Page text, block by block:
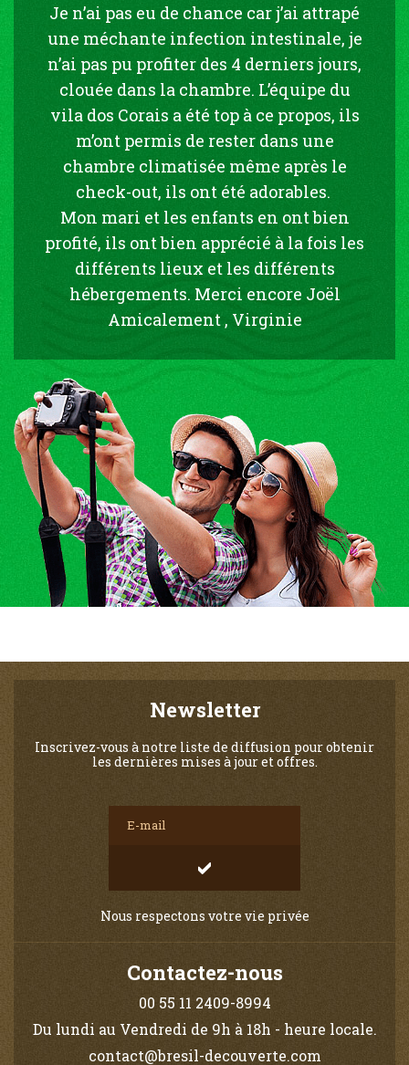
Je n’ai pas eu de chance car j’ai attrapé
une méchante infection intestinale, je
n’ai pas pu profiter des 4 derniers jours,
clouée dans la chambre. L’équipe du
vila dos Corais a été top à ce propos, ils
m’ont permis de rester dans une
chambre climatisée même après le
check-out, ils ont été adorables.
Mon mari et les enfants en ont bien
profité, ils ont bien apprécié à la fois les
différents lieux et les différents
hébergements. Merci encore Joël
Amicalement , Virginie
Newsletter
Inscrivez-vous à notre liste de diffusion pour obtenir
les dernières mises à jour et offres.
Nous respectons votre vie privée
Contactez-nous
00 55 11 2409-8994
Du lundi au Vendredi de 9h à 18h - heure locale.
contact@bresil-decouverte.com